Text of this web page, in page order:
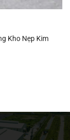
Kho Nẹp Kim